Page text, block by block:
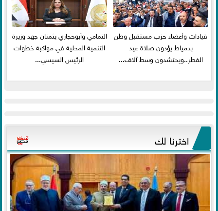
قيادات وأعضاء حزب مستقبل وطن
بدمياط يؤدون صلاة عيد
الفطر..ويحتشدون وسط آلاف...
التمامي وأبوحجازي يثمنان جهد وزيرة
التنمية المحلية في مواكبة خطوات
الرئيس السيسي...
اخترنا لك